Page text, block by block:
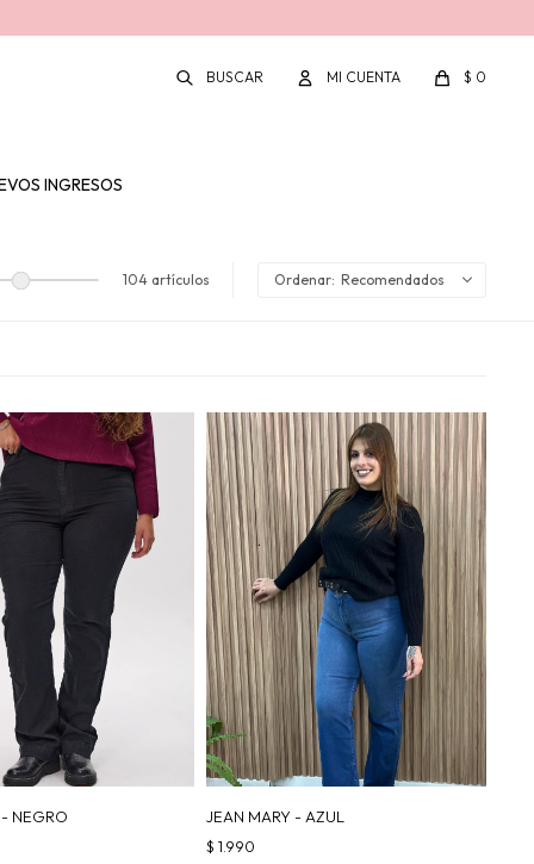
INGRESOS
$ 0
104 artículos Recomendados
NEGRO JEAN MARY - AZUL
$ 1.990